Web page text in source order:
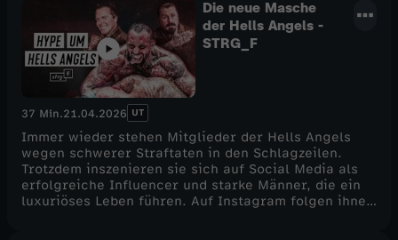
Die neue Masche
der Hells Angels -
STRG_F
37 Min.21.04.2026 UT
Immer wieder stehen Mitglieder der Hells Angels
wegen schwerer Straftaten in den Schlagzeilen.
Trotzdem inszenieren sie sich auf Social Media als
erfolgreiche Influencer und starke Männer, die ein
luxuriöses Leben führen. Auf Instagram folgen ihnen